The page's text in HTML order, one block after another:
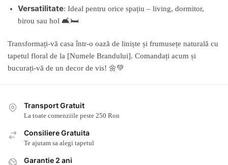
Versatilitate: Ideal pentru orice spațiu – living, dormitor,
birou sau hol 🛋️🛏️
Transformați-vă casa într-o oază de liniște și frumusețe naturală cu
tapetul floral de la [Numele Brandului]. Comandați acum și
bucurați-vă de un decor de vis! 🌼💚
Transport Gratuit
La toate comenziile peste 250 Ron
Consiliere Gratuita
Te ajutam sa alegi tapetul
Garantie 2 ani